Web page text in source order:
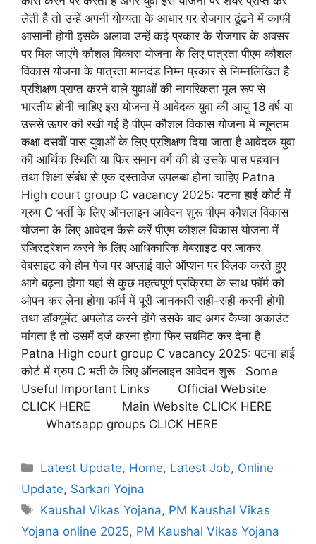
लेती है तो उन्हें अपनी योग्यता के आधार पर रोजगार ढूंढने में काफी
आसानी होगी इसके अलावा उन्हें कई प्रकार के रोजगार के अवसर
पर मिल जाएंगे कौशल विकास योजना के लिए पात्रता पीएम कौशल
विकास योजना के पात्रता मानदंड निम्न प्रकार से निम्नलिखित है
प्रशिक्षण प्राप्त करने वाले युवाओं की नागरिकता मूल रूप से
भारतीय होनी चाहिए इस योजना में आवेदक युवा की आयु 18 वर्ष या
उससे ऊपर की रखी गई है पीएम कौशल विकास योजना में न्यूनतम
कक्षा दसवीं पास युवाओं के लिए प्रशिक्षण दिया जाता है आवेदक युवा
की आर्थिक स्थिति या फिर समान वर्ग की हो उसके पास पहचान
तथा शिक्षा संबंध से एक दस्तावेज उपलब्ध होना चाहिए Patna
High court group C vacancy 2025: पटना हाई कोर्ट में
ग्रुप C भर्ती के लिए ऑनलाइन आवेदन शुरू पीएम कौशल विकास
योजना के लिए आवेदन कैसे करें पीएम कौशल विकास योजना में
रजिस्ट्रेशन करने के लिए आधिकारिक वेबसाइट पर जाकर
वेबसाइट को होम पेज पर अप्लाई वाले ऑप्शन पर क्लिक करते हुए
आगे बढ़ना होगा यहां से कुछ महत्वपूर्ण प्रक्रिया के साथ फॉर्म को
ओपन कर लेना होगा फॉर्म में पूरी जानकारी सही-सही करनी होगी
तथा डॉक्यूमेंट अपलोड करने होंगे उसके बाद अगर कैप्चा अकाउंट
मांगता है तो उसमें दर्ज करना होगा फिर सबमिट कर देना है
Patna High court group C vacancy 2025: पटना हाई
कोर्ट में ग्रुप C भर्ती के लिए ऑनलाइन आवेदन शुरू Some
Useful Important Links Official Website
CLICK HERE Main Website CLICK HERE
Whatsapp groups CLICK HERE
Latest Update, Home, Latest Job, Online
Update, Sarkari Yojna
Kaushal Vikas Yojana, PM Kaushal Vikas
Yojana online 2025, PM Kaushal Vikas Yojana